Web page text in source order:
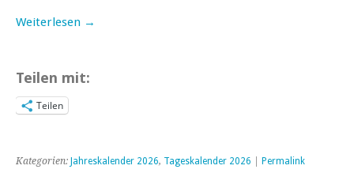
Weiterlesen →
Teilen mit:
Teilen
Kategorien: Jahreskalender 2026, Tageskalender 2026 Permalink